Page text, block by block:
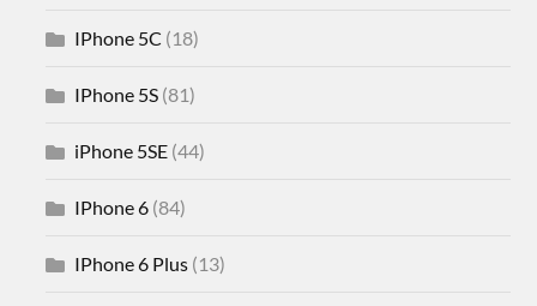
IPhone 5C (18)
IPhone 5S (81)
iPhone 5SE (44)
IPhone 6 (84)
IPhone 6 Plus (13)